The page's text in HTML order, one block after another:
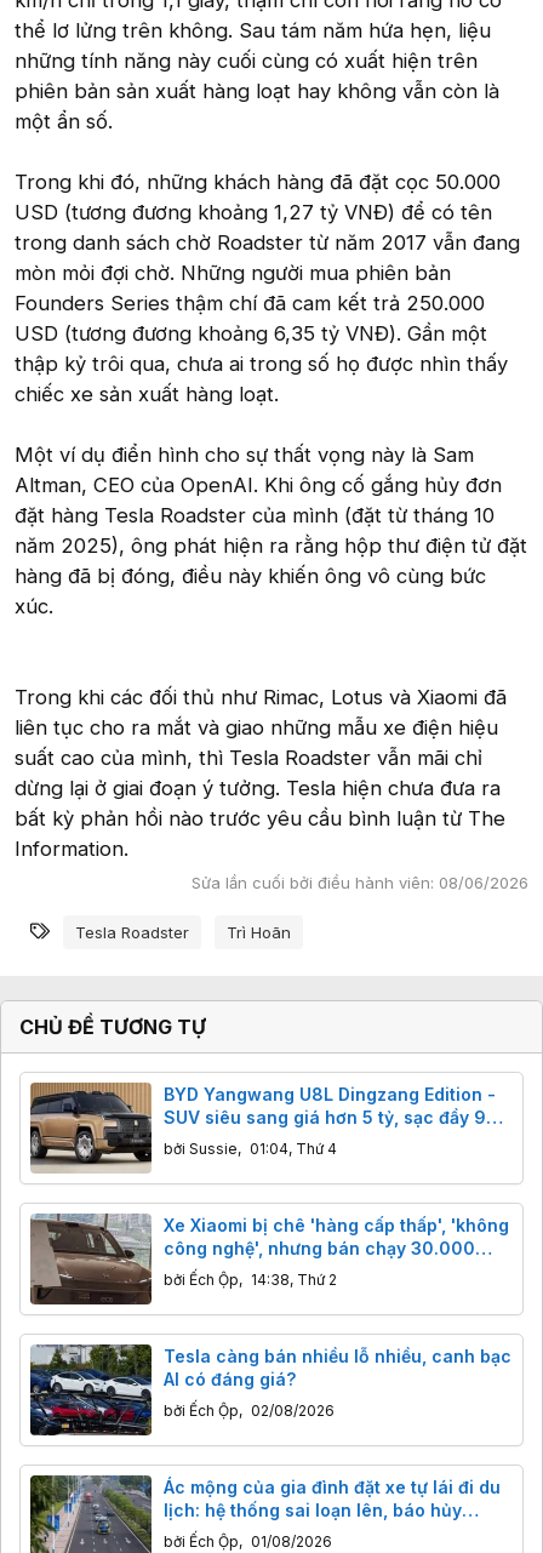
thể lơ lửng trên không. Sau tám năm hứa hẹn, liệu
những tính năng này cuối cùng có xuất hiện trên
phiên bản sản xuất hàng loạt hay không vẫn còn là
một ẩn số.
Trong khi đó, những khách hàng đã đặt cọc 50.000
USD (tương đương khoảng 1,27 tỷ VNĐ) để có tên
trong danh sách chờ Roadster từ năm 2017 vẫn đang
mòn mỏi đợi chờ. Những người mua phiên bản
Founders Series thậm chí đã cam kết trả 250.000
USD (tương đương khoảng 6,35 tỷ VNĐ). Gần một
thập kỷ trôi qua, chưa ai trong số họ được nhìn thấy
chiếc xe sản xuất hàng loạt.
Một ví dụ điển hình cho sự thất vọng này là Sam
Altman, CEO của OpenAI. Khi ông cố gắng hủy đơn
đặt hàng Tesla Roadster của mình (đặt từ tháng 10
năm 2025), ông phát hiện ra rằng hộp thư điện tử đặt
hàng đã bị đóng, điều này khiến ông vô cùng bức
xúc.
Trong khi các đối thủ như Rimac, Lotus và Xiaomi đã
liên tục cho ra mắt và giao những mẫu xe điện hiệu
suất cao của mình, thì Tesla Roadster vẫn mãi chỉ
dừng lại ở giai đoạn ý tưởng. Tesla hiện chưa đưa ra
bất kỳ phản hồi nào trước yêu cầu bình luận từ The
Information.
Sửa lần cuối bởi điều hành viên: 08/06/2026
Từ khóa
Tesla Roadster Trì Hoãn
CHỦ ĐỀ TƯƠNG TỰ
BYD Yangwang U8L Dingzang Edition -
SUV siêu sang giá hơn 5 tỷ, sạc đầy 9
phút
bởi Sussie, 01:04, Thứ 4
Xe Xiaomi bị chê 'hàng cấp thấp', 'không
công nghệ', nhưng bán chạy 30.000
chiếc: 'Redmi ô tô' là lời khen hay chê?
bởi Ếch Ộp, 14:38, Thứ 2
Tesla càng bán nhiều lỗ nhiều, canh bạc
AI có đáng giá?
bởi Ếch Ộp, 02/08/2026
Ác mộng của gia đình đặt xe tự lái đi du
lịch: hệ thống sai loạn lên, báo hủy
chuyến nhưng xe vẫn lao đi
bởi Ếch Ộp, 01/08/2026